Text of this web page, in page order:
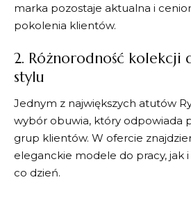
marka pozostaje aktualna i
pokolenia klientów.
2. Różnorodność kolekcji
stylu
Jednym z największych atutów
wybór obuwia, który odpowiada
grup klientów. W ofercie
eleganckie modele do pracy, jak
co dzień.